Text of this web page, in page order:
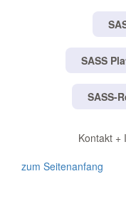
SASS
SASS-
Kontakt +
zum Seitenanfang